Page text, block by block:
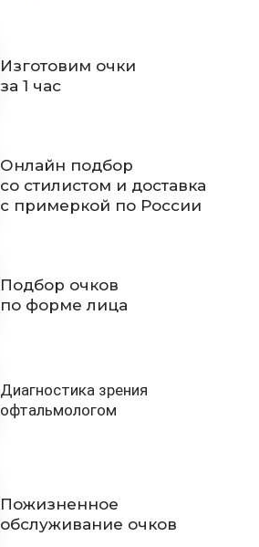
Изготовим очки
за 1 час
Подбор очков
по форме лица
Пожизненное
обслуживание очков
Онлайн подбор
со стилистом и доставка
с примеркой по России
Диагностика зрения
офтальмологом